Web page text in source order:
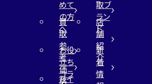
めて
の方
へ
取ブ
ラン
ド
買
取
参
考
価
格
店
舗
紹
介
お役
立ち
コラ
新
着
情
サイ